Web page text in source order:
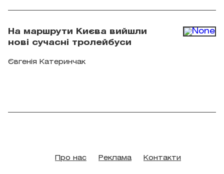
На маршрути Києва вийшли
нові сучасні тролейбуси
Євгенія Катеринчак
Про нас Реклама Контакти